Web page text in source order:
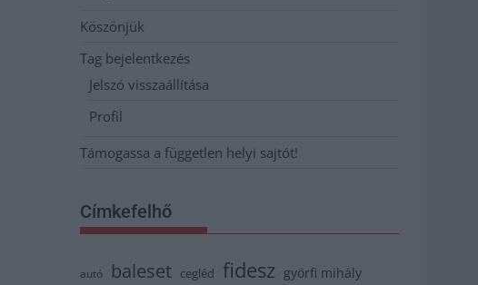
Köszönjük
Tag bejelentkezés
Jelszó visszaállítása
Profil
Támogassa a független helyi sajtót!
Címkefelhő
autó baleset cegléd fidesz györfi mihály